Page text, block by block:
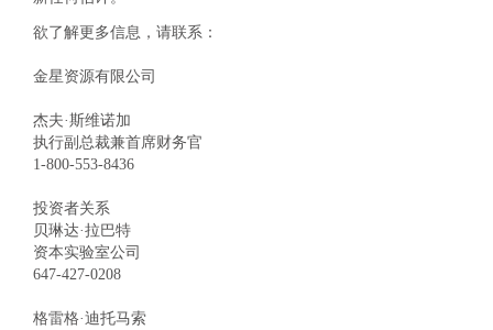
欲了解更多信息，请联系：
金星资源有限公司
杰夫·斯维诺加
执行副总裁兼首席财务官
1-800-553-8436
投资者关系
贝琳达·拉巴特
资本实验室公司
647-427-0208
格雷格·迪托马索